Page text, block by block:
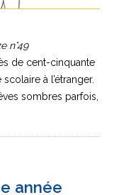
n°49
de cent-cinquante
à l’étranger.
sombres parfois,
année